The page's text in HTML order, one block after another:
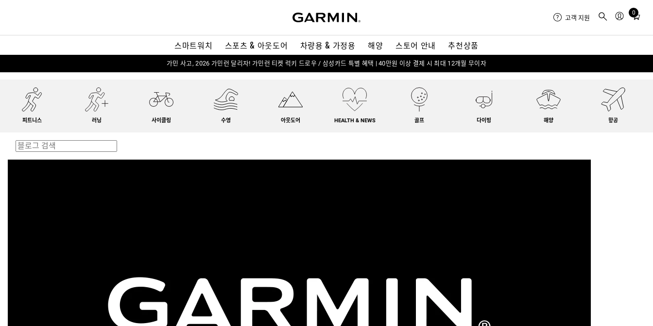
스마트워치 스포츠 & 아웃도어 차량용 & 가정용 해양 스토어 안내 추천상품
고객 지원
0
Total
in
가민 사고, 2026 가민런 달리자! 가민런 티켓 럭키 드로우 / 삼성카드 특별 혜택 | 40만원 이상 결제 시 최대 12개월 무이자
피트니스 러닝 사이클링 수영 아웃도어 HEALTH & NEWS 골프 다이빙 해양 항공